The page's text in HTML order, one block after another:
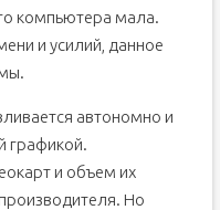
компьютера мала.
и усилий, данное
автономно и
графикой.
и объем их
Но